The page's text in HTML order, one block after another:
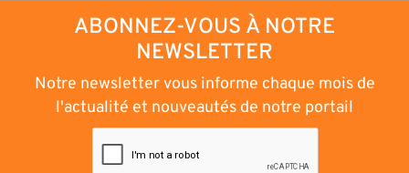
ABONNEZ-VOUS À NOTRE
NEWSLETTER
Notre newsletter vous informe chaque mois de
l'actualité et nouveautés de notre portail